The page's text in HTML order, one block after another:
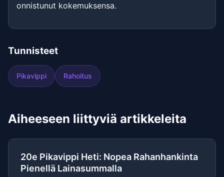
onnistunut kokemuksensa.
Tunnisteet
Pikavippi Rahoitus
Aiheeseen liittyviä artikkeleita
20e Pikavippi Heti: Nopea Rahanhankinta
Pienellä Lainasummalla